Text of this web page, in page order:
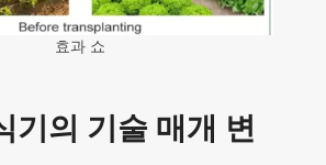
효과 쇼
기의 기술 매개 변